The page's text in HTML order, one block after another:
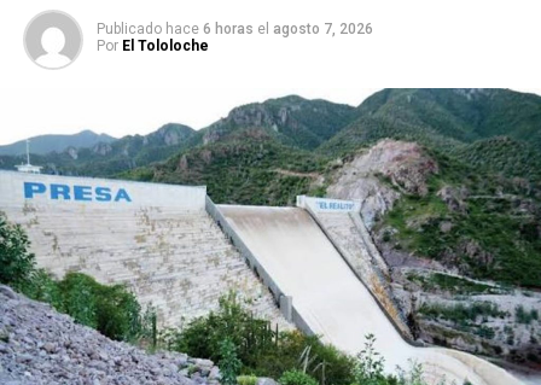
Publicado hace 6 horas el agosto 7, 2026
Por El Tololoche